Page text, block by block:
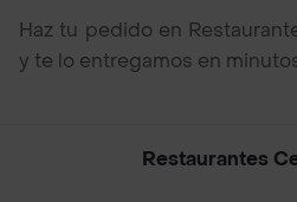
Haz tu pedido en
y te lo entregamos en
Restaurantes